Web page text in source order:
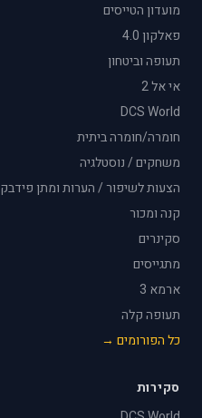
מועדון הטייסים
פאלקון 4.0
תעופה וביטחון
אי אל 2
DCS World
חומרה/חומרה ביתית
משחקים / נוסטלגיה
הצעות לשיפור / הערות ומתן פידבק
קנה ומכור
סקינרים
מתגייסים
ארמא 3
תעופה קלה
כל הפורומים →
סקירות